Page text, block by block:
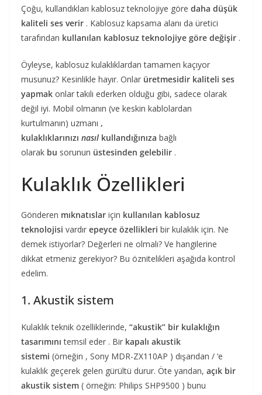
Çoğu, kullandıkları kablosuz teknolojiye göre daha düşük
kaliteli ses verir . Kablosuz kapsama alanı da üretici
tarafından kullanılan kablosuz teknolojiye göre değişir .
Öyleyse, kablosuz kulaklıklardan tamamen kaçıyor
musunuz? Kesinlikle hayır. Onlar üretmesidir kaliteli ses
yapmak onlar takılı ederken olduğu gibi, sadece olarak
değil iyi. Mobil olmanın (ve keskin kablolardan
kurtulmanın) uzmanı ,
kulaklıklarınızı nasıl kullandığınıza bağlı
olarak bu sorunun üstesinden gelebilir .
Kulaklık Özellikleri
Gönderen mıknatıslar için kullanılan kablosuz
teknolojisi vardır epeyce özellikleri bir kulaklık için. Ne
demek istiyorlar? Değerleri ne olmalı? Ve hangilerine
dikkat etmeniz gerekiyor? Bu öznitelikleri aşağıda kontrol
edelim.
1. Akustik sistem
Kulaklık teknik özelliklerinde, “akustik” bir kulaklığın
tasarımını temsil eder . Bir kapalı akustik
sistemi (örneğin , Sony MDR-ZX110AP ) dışarıdan / ‘e
kulaklık geçerek gelen gürültü durur. Öte yandan, açık bir
akustik sistem ( örneğin: Philips SHP9500 ) bunu